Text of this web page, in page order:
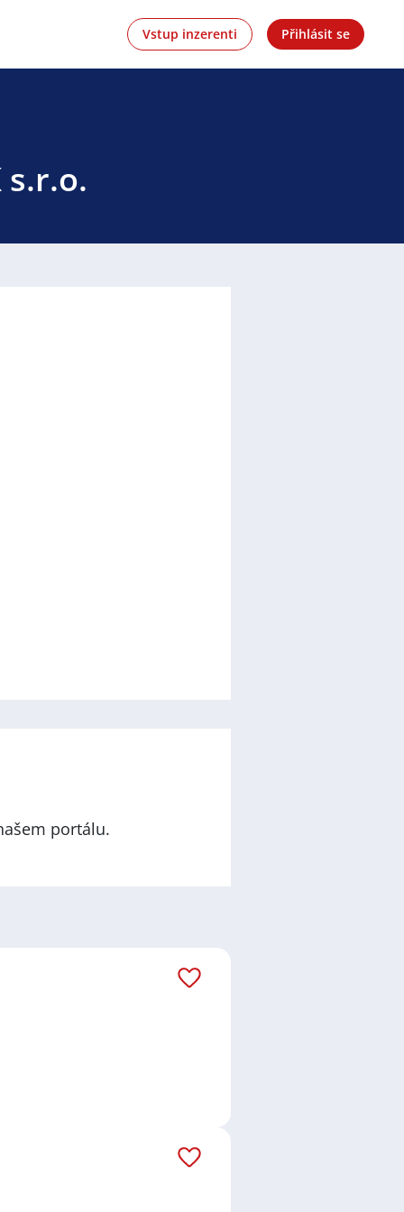
Vstup inzerenti Přihlásit se
s.r.o.
portálu.